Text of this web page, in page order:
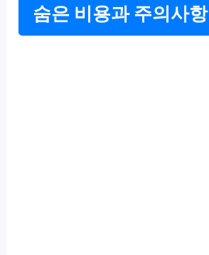
숨은 비용과 주의사항